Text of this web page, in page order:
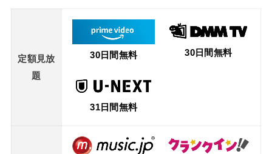
定額見放
題
30日間無料 30日間無料
31日間無料